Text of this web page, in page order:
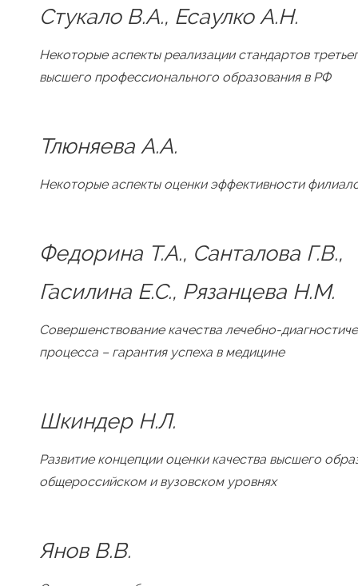
Стукало В.А., Есаулко А.Н.
Некоторые аспекты реализации стандартов
высшего профессионального образования в РФ
Тлюняева А.А.
Некоторые аспекты оценки эффективности
Федорина Т.А., Санталова Г.В.,
Гасилина Е.С., Рязанцева Н.М.
Совершенствование качества лечебно-
процесса – гарантия успеха в медицине
Шкиндер Н.Л.
Развитие концепции оценки качества высшего
общероссийском и вузовском уровнях
Янов В.В.